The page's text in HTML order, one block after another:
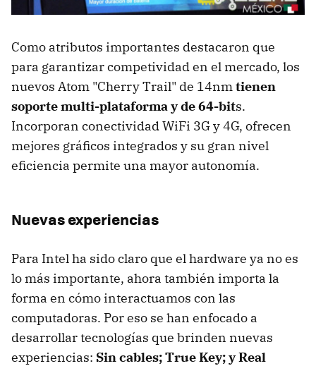
Como atributos importantes destacaron que
para garantizar competividad en el mercado, los
nuevos Atom "Cherry Trail" de 14nmtienen
soporte multi-plataforma y de 64-bits.
Incorporan conectividad WiFi 3G y 4G, ofrecen
mejores gráficos integrados y su gran nivel
eficiencia permite una mayor autonomía.
Nuevas experiencias
Para Intel ha sido claro que el hardware ya no es
lo más importante, ahora también importa la
forma en cómo interactuamos con las
computadoras. Por eso se han enfocado a
desarrollar tecnologías que brinden nuevas
experiencias: Sin cables; True Key; y Real